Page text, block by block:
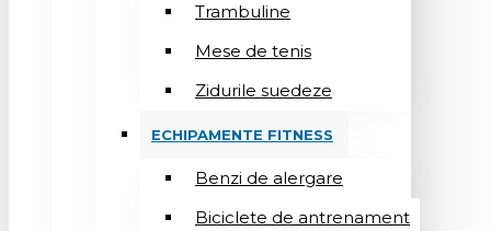
Trambuline
Mese de tenis
Zidurile suedeze
ECHIPAMENTE FITNESS
Benzi de alergare
Biciclete de antrenament